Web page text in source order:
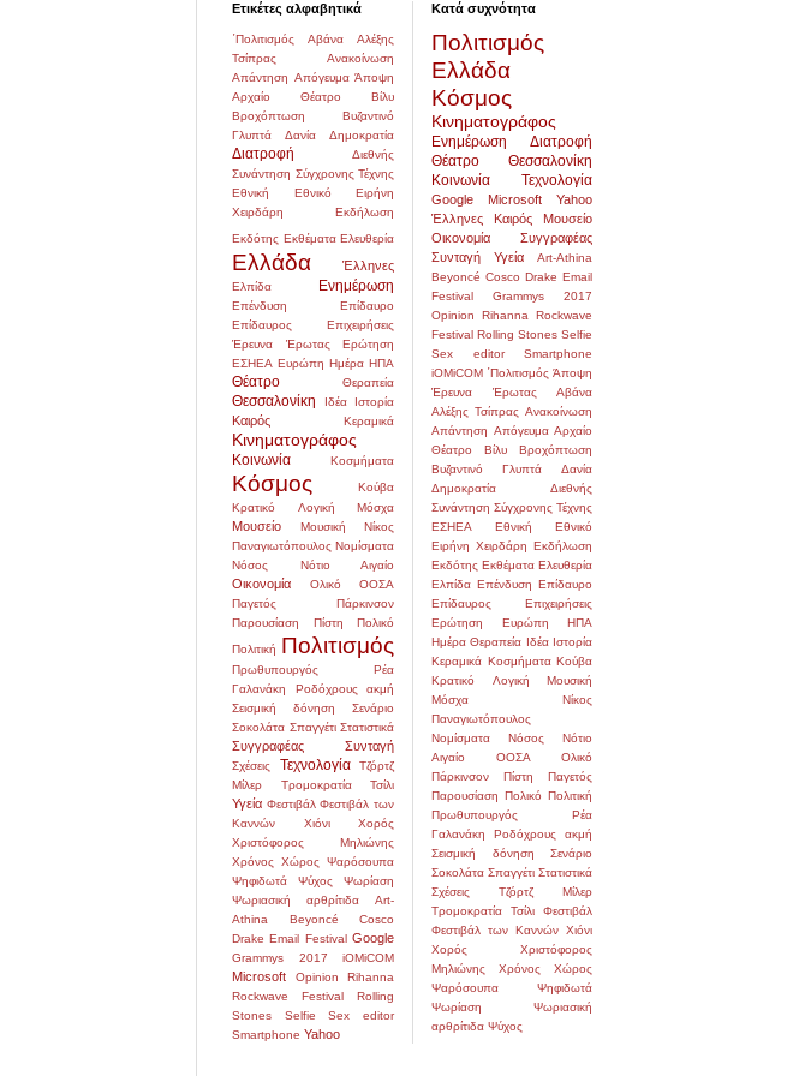
Ετικέτες αλφαβητικά
΄Πολιτισμός Αβάνα
Αλέξης
Τσίπρας
Ανακοίνωση
Απάντηση Απόγευμα Άποψη
Αρχαίο Θέατρο
Βίλυ
Βροχόπτωση
Βυζαντινό
Γλυπτά
Δανία Δημοκρατία
Διατροφή
Διεθνής
Συνάντηση Σύγχρονης Τέχνης
Εθνική
Εθνικό
Ειρήνη
Χειρδάρη
Εκδήλωση
Εκδότης Εκθέματα Ελευθερία
Ελλάδα Έλληνες
Ελπίδα Ενημέρωση
Επένδυση
Επίδαυρο
Επίδαυρος
Επιχειρήσεις
Έρευνα
Έρωτας
Ερώτηση
ΕΣΗΕΑ Ευρώπη Ημέρα ΗΠΑ
Θέατρο Θεραπεία
Θεσσαλονίκη Ιδέα Ιστορία
Καιρός Κεραμικά
Κινηματογράφος
Κοινωνία Κοσμήματα
Κόσμος
Κούβα
Κρατικό
Λογική Μόσχα
Μουσείο Μουσική
Νίκος
Παναγιωτόπουλος Νομίσματα
Νόσος
Νότιο Αιγαίο
Οικονομία Ολικό
ΟΟΣΑ
Παγετός
Πάρκινσον
Παρουσίαση
Πίστη
Πολικό
Πολιτική Πολιτισμός
Πρωθυπουργός
Ρέα
Γαλανάκη
Ροδόχρους ακμή
Σεισμική δόνηση
Σενάριο
Σοκολάτα Σπαγγέτι Στατιστικά
Συγγραφέας Συνταγή
Σχέσεις Τεχνολογία
Τζόρτζ
Μίλερ
Τρομοκρατία Τσίλι
Υγεία Φεστιβάλ Φεστιβάλ των
Καννών
Χιόνι
Χορός
Χριστόφορος Μηλιώνης
Χρόνος Χώρος Ψαρόσουπα
Ψηφιδωτά
Ψύχος
Ψωρίαση
Ψωριασική αρθρίτιδα
Art-
Athina
Beyoncé
Cosco
Drake Email Festival Google
Grammys 2017 iOMiCOM
Microsoft Opinion
Rihanna
Rockwave Festival
Rolling
Stones
Selfie
Sex editor
Smartphone Yahoo
Κατά συχνότητα
Πολιτισμός
Ελλάδα
Κόσμος
Κινηματογράφος
Ενημέρωση
Διατροφή
Θέατρο
Θεσσαλονίκη
Κοινωνία
Τεχνολογία
Google Microsoft
Yahoo
Έλληνες
Καιρός
Μουσείο
Οικονομία
Συγγραφέας
Συνταγή
Υγεία
Art-Athina
Beyoncé Cosco Drake Email
Festival
Grammys 2017
Opinion
Rihanna
Rockwave
Festival Rolling Stones Selfie
Sex editor
Smartphone
iOMiCOM ΄Πολιτισμός Άποψη
Έρευνα
Έρωτας
Αβάνα
Αλέξης Τσίπρας Ανακοίνωση
Απάντηση Απόγευμα Αρχαίο
Θέατρο
Βίλυ
Βροχόπτωση
Βυζαντινό
Γλυπτά
Δανία
Δημοκρατία
Διεθνής
Συνάντηση Σύγχρονης Τέχνης
ΕΣΗΕΑ
Εθνική
Εθνικό
Ειρήνη Χειρδάρη Εκδήλωση
Εκδότης Εκθέματα Ελευθερία
Ελπίδα Επένδυση Επίδαυρο
Επίδαυρος
Επιχειρήσεις
Ερώτηση
Ευρώπη
ΗΠΑ
Ημέρα Θεραπεία Ιδέα Ιστορία
Κεραμικά Κοσμήματα Κούβα
Κρατικό
Λογική
Μουσική
Μόσχα
Νίκος
Παναγιωτόπουλος
Νομίσματα
Νόσος
Νότιο
Αιγαίο
ΟΟΣΑ
Ολικό
Πάρκινσον
Πίστη
Παγετός
Παρουσίαση Πολικό Πολιτική
Πρωθυπουργός
Ρέα
Γαλανάκη
Ροδόχρους ακμή
Σεισμική δόνηση
Σενάριο
Σοκολάτα Σπαγγέτι Στατιστικά
Σχέσεις
Τζόρτζ Μίλερ
Τρομοκρατία
Τσίλι
Φεστιβάλ
Φεστιβάλ των Καννών Χιόνι
Χορός
Χριστόφορος
Μηλιώνης
Χρόνος
Χώρος
Ψαρόσουπα
Ψηφιδωτά
Ψωρίαση
Ψωριασική
αρθρίτιδα Ψύχος